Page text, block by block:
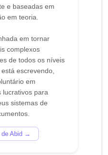
e baseadas em
em teoria.
em tornar
complexos
de todos os níveis
escrevendo,
em
lucrativos para
sistemas de
de Abid →